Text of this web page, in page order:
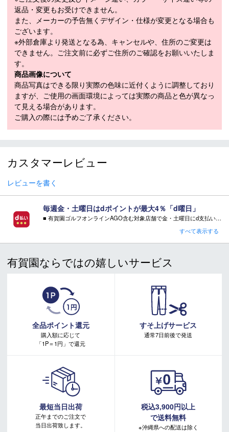
素材
ル：EVA アウトソール：ゴム底
取り扱いサイズ
20～24cm
フィット
REGULAR（EE相当）
約240g（22cm片足の場合）
発売
商品在庫につきまして
在庫管理システム連動により、当店が運営する複数ショッピ
グによりましては、設定に誤差が生じる場合があります。
す。
返品・変更もお受けできません。
また、メーカーの予告無くデザイン・仕様が変更となる場合も
ございます。
※外部倉庫より発送となる為、キャンセルや、住所のご変更は
できません。ご注文前に必ずご住所のご確認をお願いいたしま
す。
商品画像について
商品写真はできる限り実際の色味に近付くように調整しており
ますが、ご使用の画面環境によっては実際の商品と色が異なっ
て見える場合があります。
ご購入の際には予めご了承ください。
カスタマーレビュー
レビューを書く
毎週金・土曜日はdポイントが最大4％「d曜日」
■ 有賀園ゴルフオンラインAGO含む対象店舗で金・土曜日にd支払いをすると
■ キャンペーン期間：毎週 金・土曜日 AM 0:00 - PM 23:59
注意事項：
・有賀園ポイントの獲得には別途ログイン/新規登録が必要です。
・本特典は予告なく変更・中止させて頂く場合があります。
・本キャンペーンの特典を受ける場合、ドコモ専用ページでエントリーが必要です。
詳しくはこちらをご確認ください。
キャンペーンページ
すべて表示する
有賀園ならではの嬉しいサービス
全品ポイント還元
購入額に応じて
「1P＝1円」で還元
すそ上げサービス
通常7日前後で発送
最短当日出荷
正午までのご注文で
当日出荷致します。
税込3,900円以上
で送料無料
※沖縄県への配送は除く